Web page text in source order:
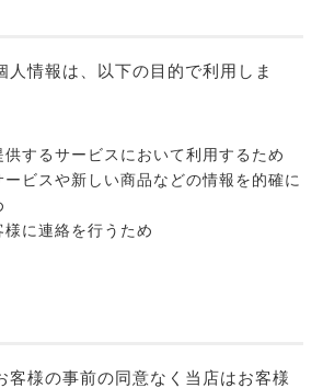
人情報は、以下の目的で利用しま
するサービスにおいて利用するため
ビスや新しい商品などの情報を的確に
に連絡を行うため
客様の事前の同意なく当店はお客様